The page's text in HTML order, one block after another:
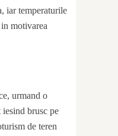
iar temperaturile
motivarea
urmand o
iesind brusc pe
de teren